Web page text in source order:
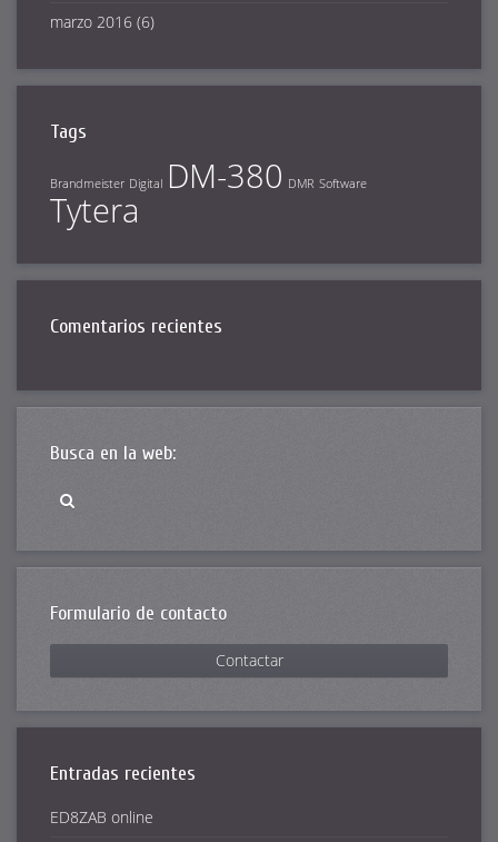
marzo 2016 (6)
Tags
Brandmeister Digital DM-380 DMR Software
Tytera
Comentarios recientes
Busca en la web:
Formulario de contacto
Contactar
Entradas recientes
ED8ZAB online